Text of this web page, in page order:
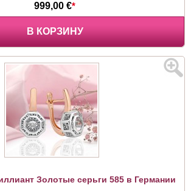
999,00 €*
В КОРЗИНУ
Золотые серьги 585 в Германии